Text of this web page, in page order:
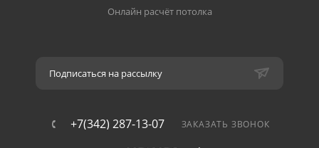
Онлайн расчёт потолка
Подписаться на рассылку
+7(342) 287-13-07 ЗАКАЗАТЬ ЗВОНОК